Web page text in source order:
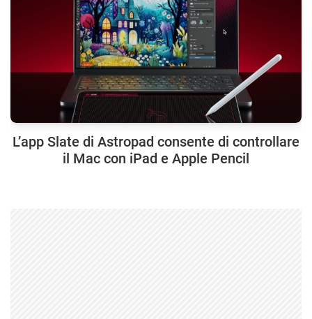
L’app Slate di Astropad consente di controllare
il Mac con iPad e Apple Pencil